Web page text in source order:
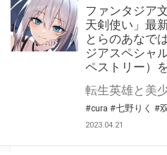
ファンタジア
天剣使い」最
とらのあなで
ジアスペシャ
ペストリー）
#cura #七野りく #
2023.04.21